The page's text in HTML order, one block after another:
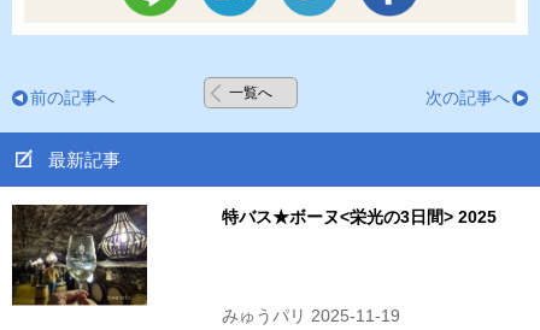
前の記事へ 一覧へ 次の記事へ
最新記事
特バス★ボーヌ<栄光の3日間> 2025
みゅうパリ 2025-11-19